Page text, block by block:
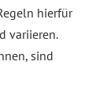
hierfür
variieren.
sind